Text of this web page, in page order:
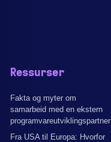
Ressurser
Fakta og myter om
samarbeid med en ekstern
programvareutviklingspartner
Fra USA til Europa: Hvorfor